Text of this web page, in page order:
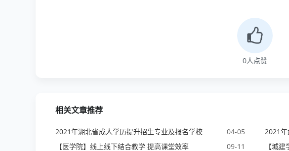
0人点赞
相关文章推荐
04-05
2021年湖北省成人学历提升招生专业及报名学校
2021
09-11
【医学院】线上线下结合教学 提高课堂效率 【城